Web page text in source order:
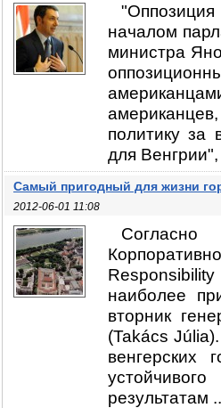
началом
министра
политику за
для
Самый пригодный для жизни
2012-06-01 11:08
наиболее
вторник
(Takács
результатам